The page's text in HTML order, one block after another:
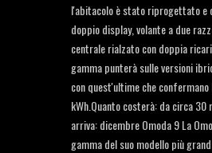
l'abitacolo è stato riprogettato e
doppio display, volante a due
centrale rialzato con doppia
gamma punterà sulle versioni
con quest'ultime che
kWh.Quanto costerà: da circa 30
arriva: dicembre Omoda 9 La
gamma del suo modello più